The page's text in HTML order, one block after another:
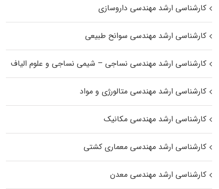
کارشناسی ارشد مهندسی داروسازی
کارشناسی ارشد مهندسی سوانح طبیعی
کارشناسی ارشد مهندسی نساجی – شیمی نساجی و علوم الیاف
کارشناسی ارشد مهندسی متالورژی و مواد
کارشناسی ارشد مهندسی مکانیک
کارشناسی ارشد مهندسی معماری کشتی
کارشناسی ارشد مهندسی معدن